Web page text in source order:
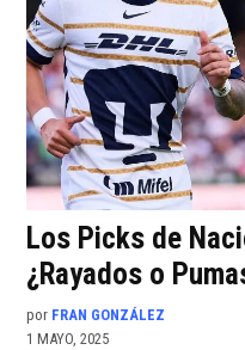
Los Picks de
¿Rayados o
por FRAN GONZÁLEZ
1 MAYO, 2025